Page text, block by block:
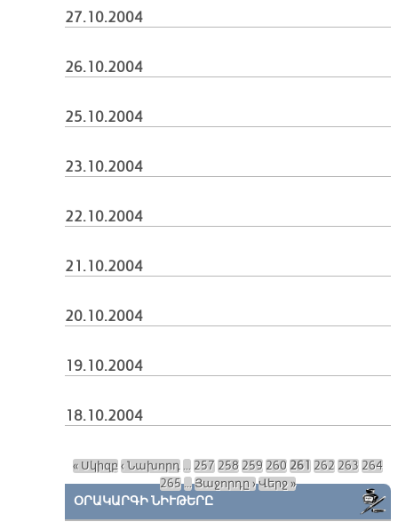
27.10.2004
26.10.2004
25.10.2004
23.10.2004
22.10.2004
21.10.2004
20.10.2004
19.10.2004
18.10.2004
Էջեր
« Սկիզբ‹ Նախորդ … 257 258 259 260 261 262 263 264
265…Յաջորդը ›Վերջ »
ՕՐԱԿԱՐԳԻ ՆԻՒԹԵՐԸ